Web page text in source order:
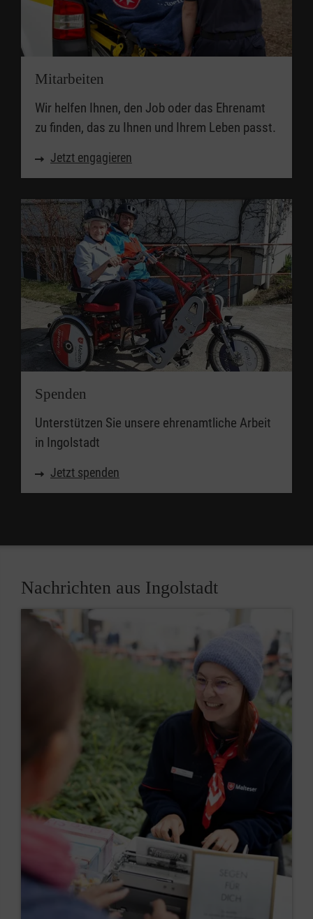
Mitarbeiten
Wir helfen Ihnen, den Job oder das Ehrenamt
zu finden, das zu Ihnen und Ihrem Leben passt.
Jetzt engagieren
Spenden
Unterstützen Sie unsere ehrenamtliche Arbeit
in Ingolstadt
Jetzt spenden
Nachrichten aus Ingolstadt